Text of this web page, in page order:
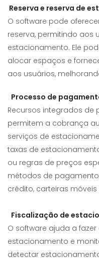
Reserva e reserva de
O software pode
reserva, permitindo aos
estacionamento. Ele
alocar espaços e
aos usuários,
Processo de
Recursos integrados
permitem a cobrança
serviços de
taxas de
ou regras de preços
métodos de
crédito, carteiras
Fiscalização de
O software ajuda a
estacionamento e
detectar